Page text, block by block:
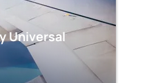
Universal